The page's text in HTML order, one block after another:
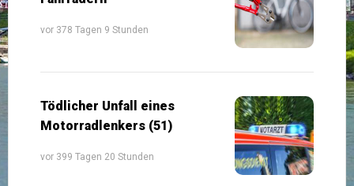
vor 378 Tagen 9 Stunden
Tödlicher Unfall eines
Motorradlenkers (51)
vor 399 Tagen 20 Stunden